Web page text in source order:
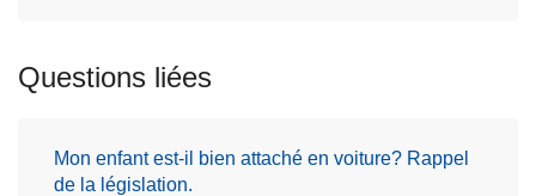
Questions liées
Mon enfant est-il bien attaché en voiture? Rappel
de la législation.